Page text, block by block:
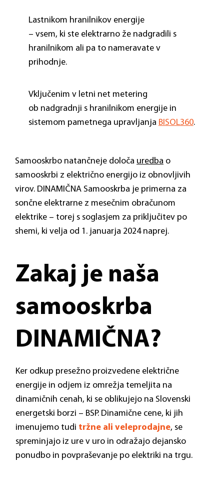
Lastnikom hranilnikov energije
– vsem, ki ste elektrarno že nadgradili s
hranilnikom ali pa to nameravate v
prihodnje.
Vključenim v letni net metering
ob nadgradnji s hranilnikom energije in
sistemom pametnega upravljanja BISOL360.
Samooskrbo natančneje določa uredba o
samooskrbi z električno energijo iz obnovljivih
virov. DINAMIČNA Samooskrba je primerna za
sončne elektrarne z mesečnim obračunom
elektrike – torej s soglasjem za priključitev po
shemi, ki velja od 1. januarja 2024 naprej.
Zakaj je naša
samooskrba
DINAMIČNA?
Ker odkup presežno proizvedene električne
energije in odjem iz omrežja temeljita na
dinamičnih cenah, ki se oblikujejo na Slovenski
energetski borzi – BSP. Dinamične cene, ki jih
imenujemo tudi tržne ali veleprodajne, se
spreminjajo iz ure v uro in odražajo dejansko
ponudbo in povpraševanje po elektriki na trgu.